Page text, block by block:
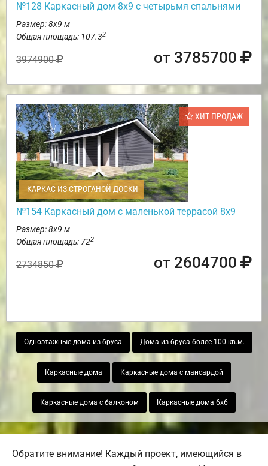
№128 Каркасный дом 8х9 с четырьмя спальнями
Размер: 8х9 м
Общая площадь: 107.32
3974900 от 3785700
ХИТ ПРОДАЖ
КАРКАС ИЗ СТРОГАНОЙ ДОСКИ
№154 Каркасный дом с маленькой террасой 8х9
Размер: 8х9 м
Общая площадь: 722
2734850 от 2604700
Одноэтажные дома из бруса Дома из бруса более 100 кв.м.
Каркасные дома Каркасные дома с мансардой
Каркасные дома с балконом Каркасные дома 6х6
Обратите внимание! Каждый проект, имеющийся в